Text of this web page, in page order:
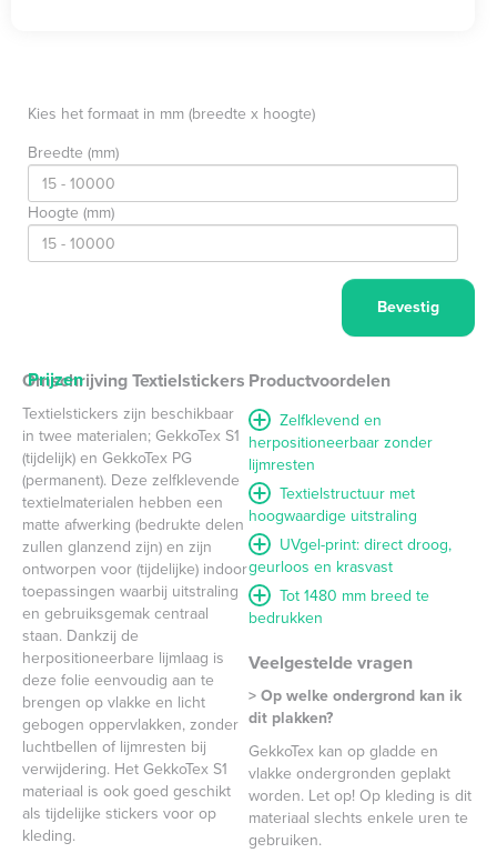
Kies het formaat in mm (breedte x hoogte)
Breedte (mm)
Hoogte (mm)
Prijzen
Omschrijving Textielstickers
Textielstickers zijn beschikbaar
in twee materialen; GekkoTex S1
(tijdelijk) en GekkoTex PG
(permanent). Deze zelfklevende
textielmaterialen hebben een
matte afwerking (bedrukte delen
zullen glanzend zijn) en zijn
ontworpen voor (tijdelijke) indoor
toepassingen waarbij uitstraling
en gebruiksgemak centraal
staan. Dankzij de
herpositioneerbare lijmlaag is
deze folie eenvoudig aan te
brengen op vlakke en licht
gebogen oppervlakken, zonder
luchtbellen of lijmresten bij
verwijdering. Het GekkoTex S1
materiaal is ook goed geschikt
als tijdelijke stickers voor op
kleding.
Productvoordelen
Zelfklevend en
herpositioneerbaar zonder
lijmresten
Textielstructuur met
hoogwaardige uitstraling
UVgel-print: direct droog,
geurloos en krasvast
Tot 1480 mm breed te
bedrukken
Veelgestelde vragen
> Op welke ondergrond kan ik
dit plakken?
GekkoTex kan op gladde en
vlakke ondergronden geplakt
worden. Let op! Op kleding is dit
materiaal slechts enkele uren te
gebruiken.